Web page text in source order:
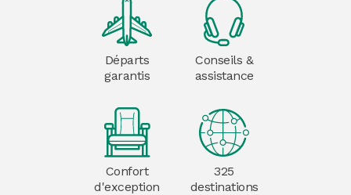
Départs
garantis
Conseils &
assistance
Confort
d'exception
325
destinations